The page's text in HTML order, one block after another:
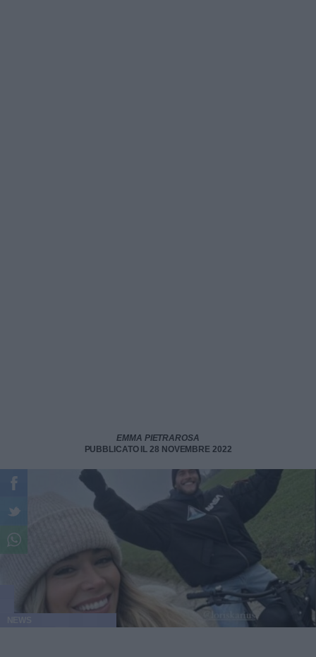
EMMA PIETRAROSA
PUBBLICATO IL 28 NOVEMBRE 2022